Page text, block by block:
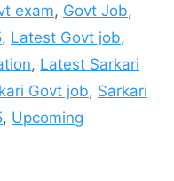
exam, Govt Job,
, Latest Govt job,
, Latest Sarkari
Govt job, Sarkari
, Upcoming